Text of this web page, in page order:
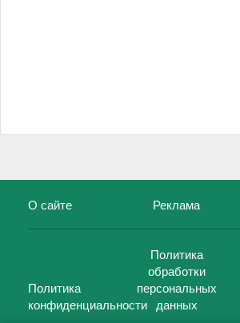
О сайте Реклама
Политика
конфиденциальности
Политика
обработки
персональных
данных